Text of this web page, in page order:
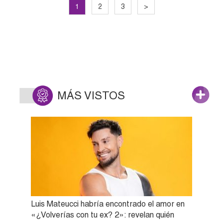
1 2 3 >
MÁS VISTOS
Luis Mateucci habría encontrado el amor en
«¿Volverías con tu ex? 2»: revelan quién